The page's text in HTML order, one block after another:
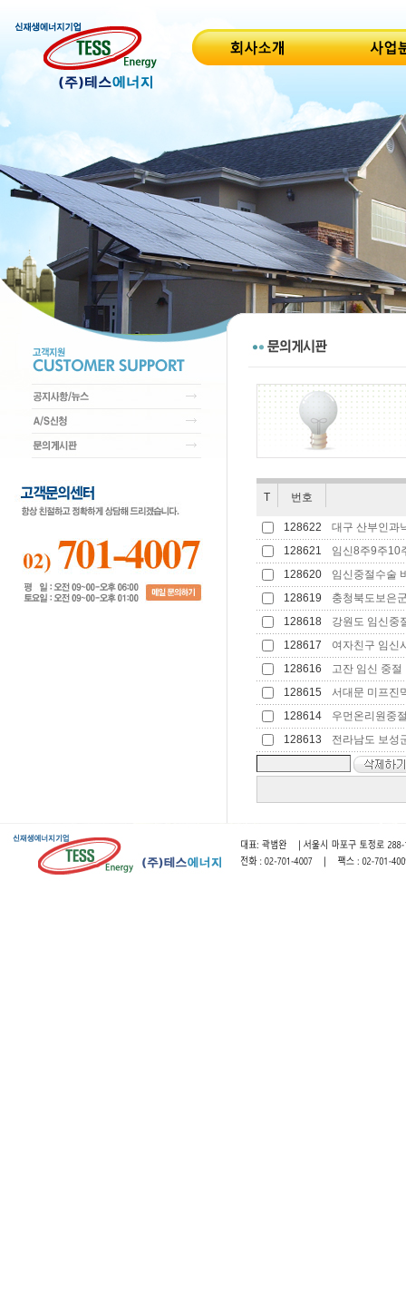
T 번호
128622
대구 산부인과
128621
임신8주9주10
128620
임신중절수술
128619
충청북도보은
128618
강원도 임신중
128617
여자친구 임신
128616
고잔 임신 중
128615
서대문 미프진
128614
우먼온리원중
128613
전라남도 보성